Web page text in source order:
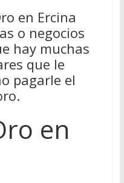
en Ercina
o negocios
hay muchas
que le
pagarle el
en